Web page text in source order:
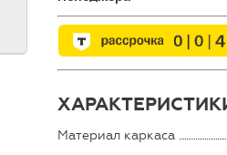
Материал каркаса